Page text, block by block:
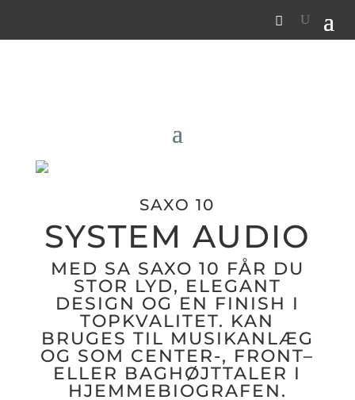
SAXO 10
SYSTEM AUDIO
MED SA SAXO 10 FÅR DU
STOR LYD, ELEGANT
DESIGN OG EN FINISH I
TOPKVALITET. KAN
BRUGES TIL MUSIKANLÆG
OG SOM CENTER-, FRONT–
ELLER BAGHØJTTALER I
HJEMMEBIOGRAFEN.